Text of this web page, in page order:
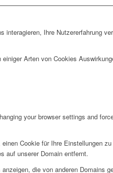
Ihre Nutzererfahrung
Arten von Cookies
your browser settings and
Cookie für Ihre Einstellungen
auf unserer Domain entfernt.
die von anderen Domains